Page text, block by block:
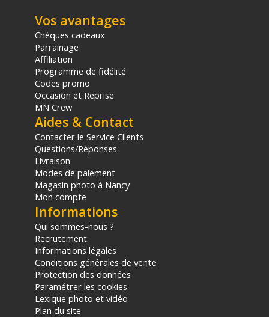
Vos avantages
Chèques cadeaux
Parrainage
Affiliation
Programme de fidélité
Codes promo
Occasion et Reprise
MN Crew
Aides & Contact
Contacter le Service Clients
Questions/Réponses
Livraison
Modes de paiement
Magasin photo à Nancy
Mon compte
Informations
Qui sommes-nous ?
Recrutement
Informations légales
Conditions générales de vente
Protection des données
Paramétrer les cookies
Lexique photo et vidéo
Plan du site